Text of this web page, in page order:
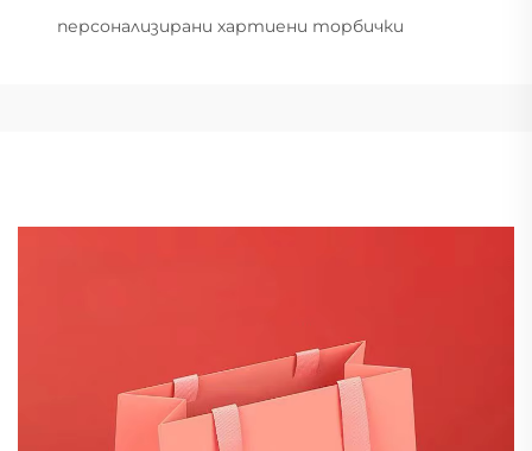
персонализирани хартиени торбички